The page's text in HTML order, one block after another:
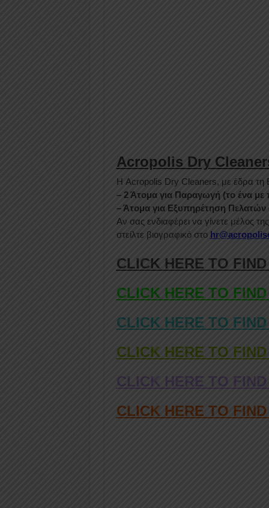
Acropolis Dry
Η Acropolis Dry Cleaners, με έδρα τη
– 2 Άτομα για Παραγωγή (το ένα με
– Άτομα για Εξυπηρέτηση
Αν σας ενδιαφέρει να γίνετε μέλος
στείλτε βιογραφικό στο
CLICK HERE TO
CLICK HERE TO
CLICK HERE TO
CLICK HERE TO
CLICK HERE TO
CLICK HERE TO